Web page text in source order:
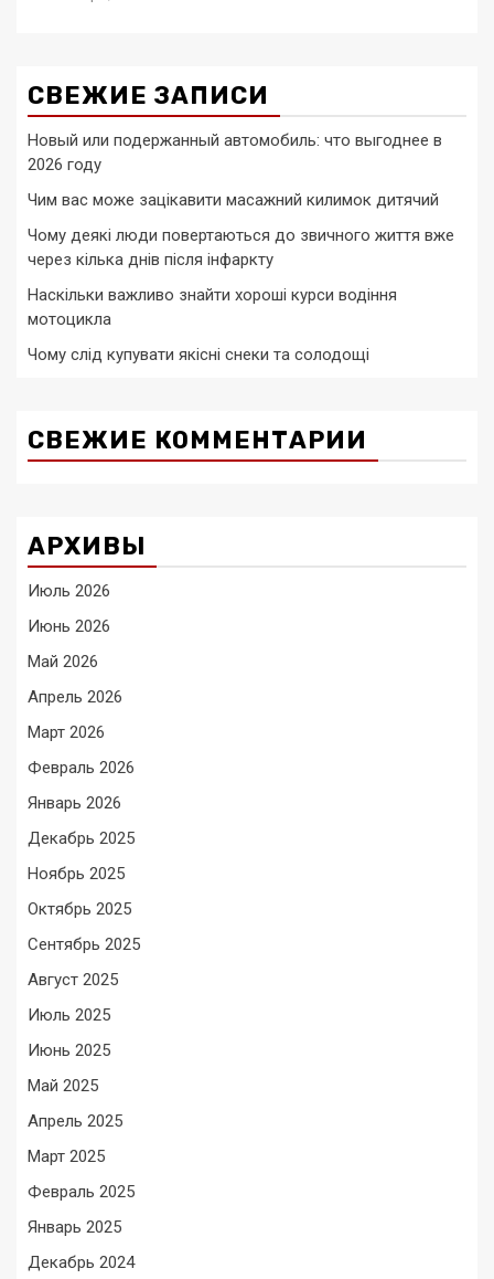
СВЕЖИЕ ЗАПИСИ
Новый или подержанный автомобиль: что выгоднее в
2026 году
Чим вас може зацікавити масажний килимок дитячий
Чому деякі люди повертаються до звичного життя вже
через кілька днів після інфаркту
Наскільки важливо знайти хороші курси водіння
мотоцикла
Чому слід купувати якісні снеки та солодощі
СВЕЖИЕ КОММЕНТАРИИ
АРХИВЫ
Июль 2026
Июнь 2026
Май 2026
Апрель 2026
Март 2026
Февраль 2026
Январь 2026
Декабрь 2025
Ноябрь 2025
Октябрь 2025
Сентябрь 2025
Август 2025
Июль 2025
Июнь 2025
Май 2025
Апрель 2025
Март 2025
Февраль 2025
Январь 2025
Декабрь 2024